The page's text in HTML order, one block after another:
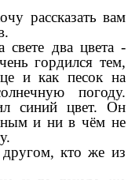
рассказать вам
два цвета -
гордился тем,
и как песок на
погоду.
синий цвет. Он
и ни в чём не
кто же из